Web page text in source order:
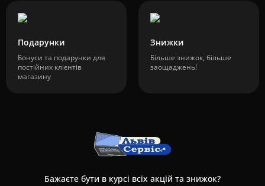
Подарунки
Бонуси та подарунки для
постійних клієнтів
магазину
Знижки
Більше знижок, більше
заощаджень!
Бажаєте бути в курсі всіх акцій та знижок?